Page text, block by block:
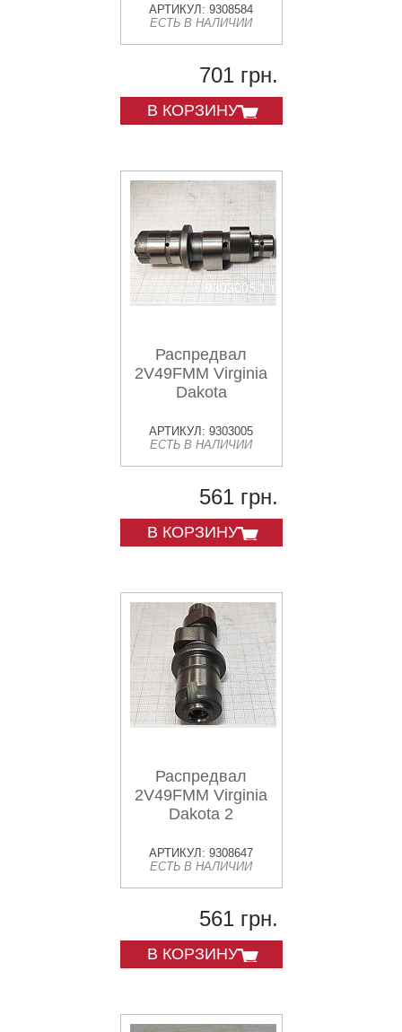
АРТИКУЛ: 9308584
ЕСТЬ В НАЛИЧИИ
701 грн.
В КОРЗИНУ
Распредвал
2V49FMM Virginia
Dakota
АРТИКУЛ: 9303005
ЕСТЬ В НАЛИЧИИ
561 грн.
В КОРЗИНУ
Распредвал
2V49FMM Virginia
Dakota 2
АРТИКУЛ: 9308647
ЕСТЬ В НАЛИЧИИ
561 грн.
В КОРЗИНУ